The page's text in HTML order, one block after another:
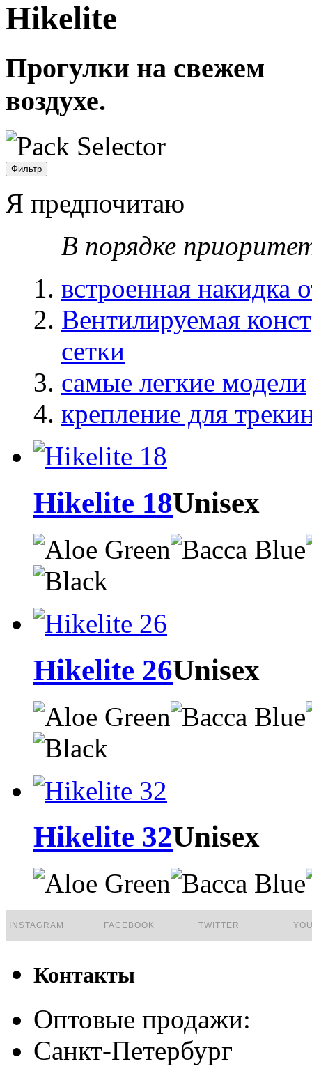
Hikelite
Прогулки на свежем
воздухе.
Фильтр
Я предпочитаю
В порядке
встроенная накидка
Вентилируемая
сетки
самые легкие модели
крепление для
Hikelite 18Unisex
Hikelite 26Unisex
Hikelite 32Unisex
INSTAGRAM FACEBOOK TWITTER
Контакты
Оптовые продажи:
Санкт-Петербург